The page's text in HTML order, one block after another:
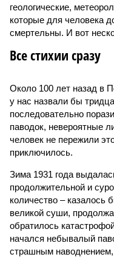
геологические,
которые для человека
смертельны. И вот
Все стихии сразу
Около 100 лет назад в
у нас назвали бы
последовательно
паводок, невероятные
человек не пережили
приключилось.
Зима 1931 года
продолжительной и
количество – казалось
великой суши,
обратилось
начался небывалый
страшным